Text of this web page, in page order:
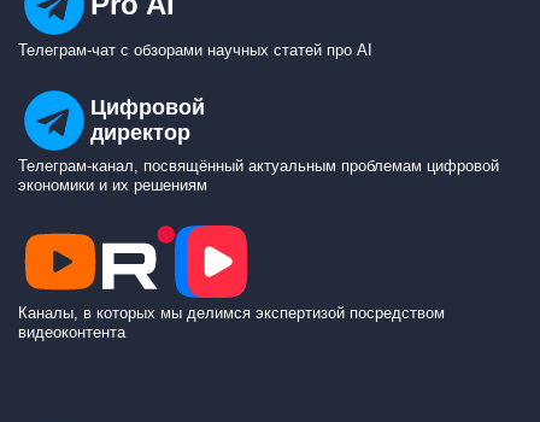
Телеграм-чат с обзорами научных статей про AI
Цифровой
директор
Телеграм-канал, посвящённый актуальным проблемам цифровой
экономики и их решениям
Каналы, в которых мы делимся экспертизой посредством
видеоконтента